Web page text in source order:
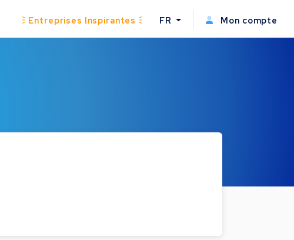
Entreprises Inspirantes FR Mon compte